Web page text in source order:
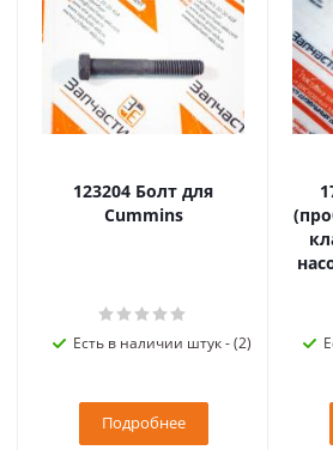
123204 Болт для
Cummins
Есть в наличии штук - (2)
Подробнее